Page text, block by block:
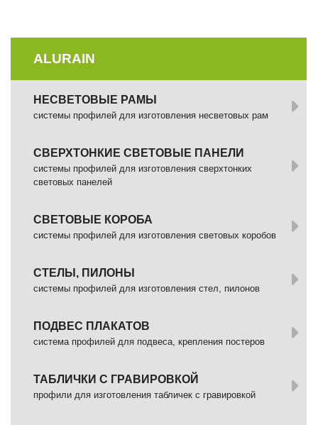
ALURAIN
НЕСВЕТОВЫЕ РАМЫ
системы профилей для изготовления несветовых рам
СВЕРХТОНКИЕ СВЕТОВЫЕ ПАНЕЛИ
системы профилей для изготовления сверхтонких
световых панелей
СВЕТОВЫЕ КОРОБА
системы профилей для изготовления световых коробов
СТЕЛЫ, ПИЛОНЫ
системы профилей для изготовления стел, пилонов
ПОДВЕС ПЛАКАТОВ
система профилей для подвеса, крепления постеров
ТАБЛИЧКИ С ГРАВИРОВКОЙ
профили для изготовления табличек с гравировкой